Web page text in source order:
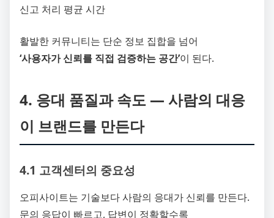
신고 처리 평균 시간
활발한 커뮤니티는 단순 정보 집합을 넘어
‘사용자가 신뢰를 직접 검증하는 공간’이 된다.
4. 응대 품질과 속도 ― 사람의 대응
이 브랜드를 만든다
4.1 고객센터의 중요성
오피사이트는 기술보다 사람의 응대가 신뢰를 만든다.
문의 응답이 빠르고, 답변이 정확할수록